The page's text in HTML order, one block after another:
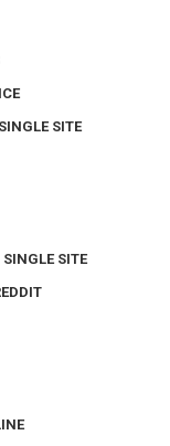
SITE
SITE